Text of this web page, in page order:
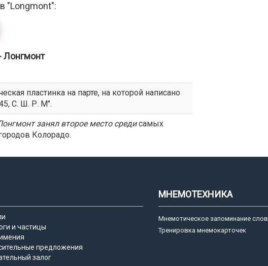
"Longmont":
Лонгмонт
пластинка на парте, на которой написано
С. Ш. Р. М".
занял второе место средисамых
Колорадо.
и частицы
предложения
залог
МНЕМОТЕХНИКА
Мнемотическое запоминание слов
Тренировка мнемокарточек